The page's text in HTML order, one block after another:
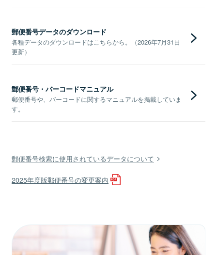
郵便番号データのダウンロード
各種データのダウンロードはこちらから。（2026年7月31日
更新）
郵便番号・バーコードマニュアル
郵便番号や、バーコードに関するマニュアルを掲載していま
す。
郵便番号検索に使用されているデータについて
2025年度版郵便番号の変更案内